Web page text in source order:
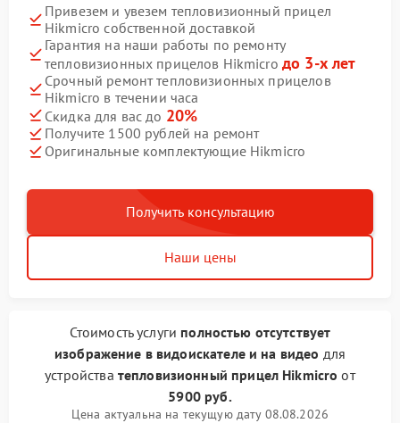
Привезем и увезем тепловизионный прицел
Hikmicro собственной доставкой
Гарантия на наши работы по ремонту
тепловизионных прицелов Hikmicro до 3-х лет
Срочный ремонт тепловизионных прицелов
Hikmicro в течении часа
Скидка для вас до 20%
Получите 1500 рублей на ремонт
Оригинальные комплектующие Hikmicro
Получить консультацию
Наши цены
Стоимость услуги полностью отсутствует
изображение в видоискателе и на видео для
устройства тепловизионный прицел Hikmicro от
5900 руб.
Цена актуальна на текущую дату 08.08.2026